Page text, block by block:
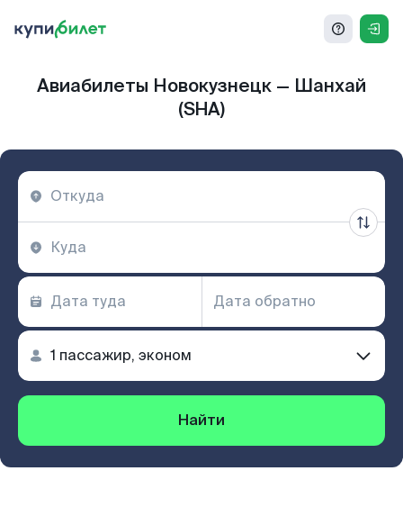
Авиабилеты Новокузнецк — Шанхай
(SHA)
Найти